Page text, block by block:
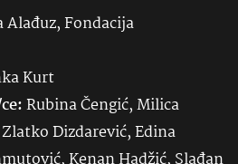
Alađuz, Fondacija
Kurt
Rubina Čengić, Milica
Dizdarević, Edina